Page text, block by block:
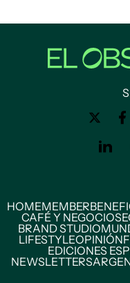
HOMEMEMBER
CAFÉ Y NEGOCIOS
BRAND STUDIO
LIFESTYLEOPINIÓN
EDICIONES
NEWSLETTERS